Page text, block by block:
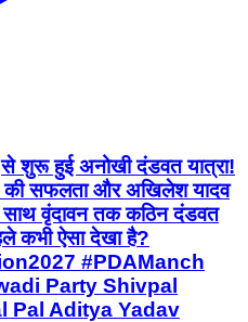
शुरू हुई अनोखी दंडवत यात्रा!
सफलता और अखिलेश यादव
वृंदावन तक कठिन दंडवत
कभी ऐसा देखा है?
#PDAManch
Party Shivpal
Pal Aditya Yadav